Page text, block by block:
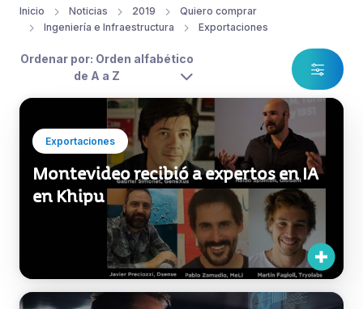
Inicio Noticias 2019
Quiero comprar
Ingeniería e Infraestructura
Exportaciones
Ordenar por: Orden alfabético
de A a Z
Exportaciones
Montevideo recibió a expertos en IA
en Khipu